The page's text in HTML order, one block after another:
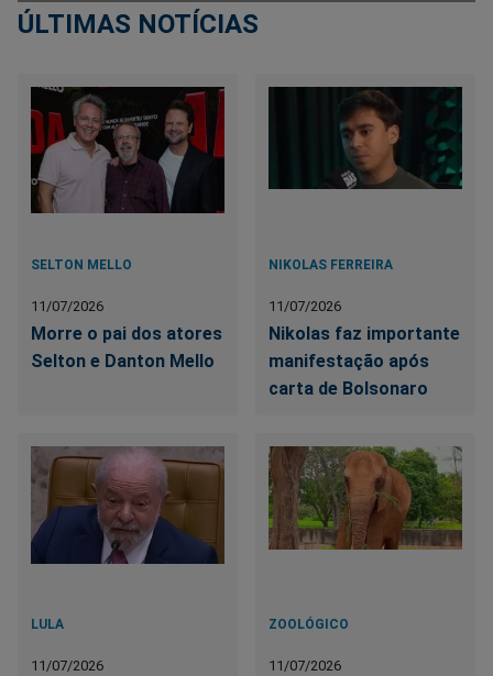
ÚLTIMAS NOTÍCIAS
SELTON MELLO
11/07/2026
Morre o pai dos atores
Selton e Danton Mello
NIKOLAS FERREIRA
11/07/2026
Nikolas faz importante
manifestação após
carta de Bolsonaro
LULA
11/07/2026
ZOOLÓGICO
11/07/2026